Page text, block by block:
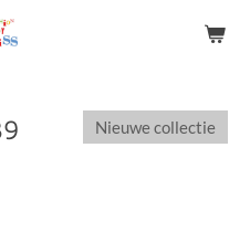
Nieuwe collectie